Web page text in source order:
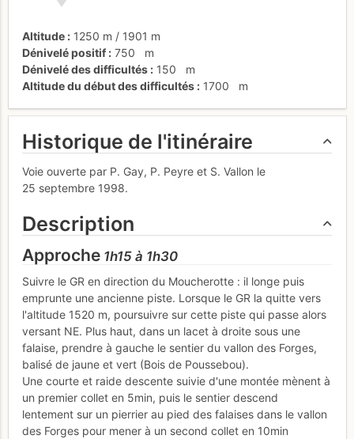
Altitude 1250 m / 1901 m
Dénivelé positif
750
m
Dénivelé des difficultés
150
m
Altitude du début des difficultés
1700 m
Historique de l'itinéraire
Voie ouverte par P. Gay, P. Peyre et S. Vallon le
25 septembre 1998.
Description
Approche 1h15 à 1h30
Suivre le GR en direction du Moucherotte : il longe puis
emprunte une ancienne piste. Lorsque le GR la quitte vers
l'altitude 1520 m, poursuivre sur cette piste qui passe alors
versant NE. Plus haut, dans un lacet à droite sous une
falaise, prendre à gauche le sentier du vallon des Forges,
balisé de jaune et vert (Bois de Poussebou).
Une courte et raide descente suivie d'une montée mènent à
un premier collet en 5min, puis le sentier descend
lentement sur un pierrier au pied des falaises dans le vallon
des Forges pour mener à un second collet en 10min